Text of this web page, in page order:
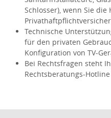
Schlosser), wenn Sie
Technische
für den privaten
Konfiguration von TV-
Bei Rechtsfragen steht
Rechtsberatungs-